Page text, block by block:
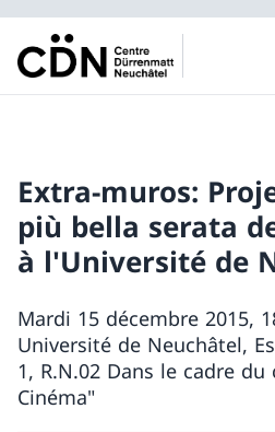
Extra-muros:
più bella serata
à l'Université de
Mardi 15 décembre 2015,
Université de Neuchâtel,
1, R.N.02 Dans le cadre du
Cinéma"